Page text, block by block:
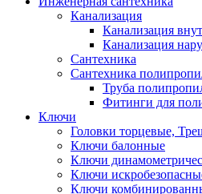
Канализация
Канализация
Канализация
Сантехника
Сантехника
Труба
Фитинги для
Ключи
Головки торцевые,
Ключи балонные
Ключи
Ключи
Ключи